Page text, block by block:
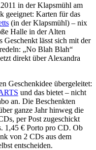
in der Klapsmühl am
geeignet: Karten für das
(in der Klapsmühl) – nix
Halle in der Alten
Geschenkt lässt sich mit der
„No Blah Blah“
direkt über Alexandra
Geschenkidee übergeleitet:
und das bietet – nicht
an. Die Beschenkten
ganze Jahr hinweg die
per Post zugeschickt
1,45 € Porto pro CD. Ob
von 2 CDs aus dem
entscheiden.